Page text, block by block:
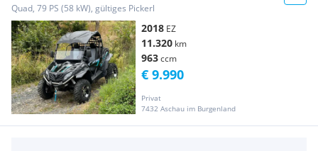
Quad, 79 PS (58 kW), gültiges Pickerl
2018 EZ
11.320 km
963ccm
Privat
7432 Aschau im Burgenland
€ 9.990